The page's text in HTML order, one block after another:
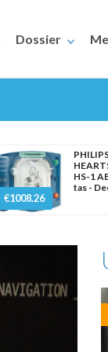
Dossier
€1008.26
HS-1
tas -